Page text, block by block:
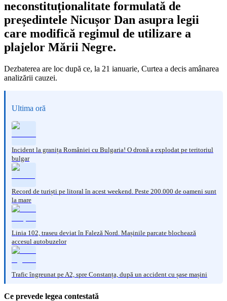
neconstituționalitate formulată de
președintele Nicușor Dan asupra legii
care modifică regimul de utilizare a
plajelor Mării Negre.
Dezbaterea are loc după ce, la 21 ianuarie, Curtea a decis amânarea
analizării cauzei.
Ultima oră
Incident la granița României cu Bulgaria! O dronă a explodat pe teritoriul
bulgar
Record de turiști pe litoral în acest weekend. Peste 200.000 de oameni sunt
la mare
Linia 102, traseu deviat în Faleză Nord. Mașinile parcate blochează
accesul autobuzelor
Trafic îngreunat pe A2, spre Constanța, după un accident cu șase mașini
Ce prevede legea contestată